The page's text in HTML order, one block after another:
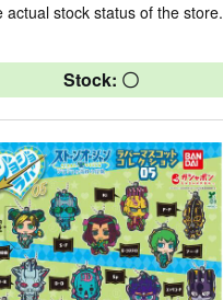
stock status of the store.
Stock: 〇